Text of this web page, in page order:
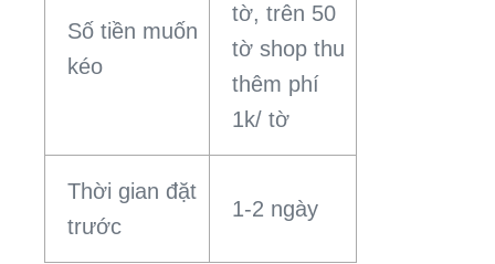
Số tiền muốn
kéo
tờ, trên 50
tờ shop thu
thêm phí
1k/ tờ
Thời gian đặt
trước
1-2 ngày